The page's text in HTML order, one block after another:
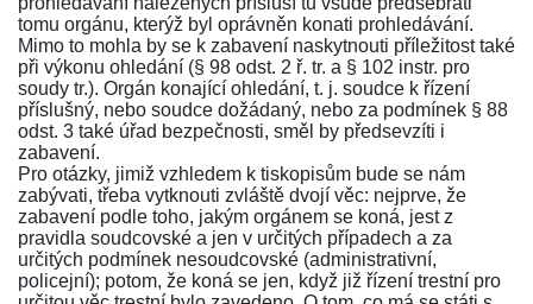
tomu orgánu, kterýž byl oprávněn konati prohledávání.
Mimo to mohla by se k zabavení naskytnouti příležitost také
při výkonu ohledání (§ 98 odst. 2 ř. tr. a § 102 instr. pro
soudy tr.). Orgán konající ohledání, t. j. soudce k řízení
příslušný, nebo soudce dožádaný, nebo za podmínek § 88
odst. 3 také úřad bezpečnosti, směl by předsevzíti i
zabavení.
Pro otázky, jimiž vzhledem k tiskopisům bude se nám
zabývati, třeba vytknouti zvláště dvojí věc: nejprve, že
zabavení podle toho, jakým orgánem se koná, jest z
pravidla soudcovské a jen v určitých případech a za
určitých podmínek nesoudcovské (administrativní,
policejní); potom, že koná se jen, když již řízení trestní pro